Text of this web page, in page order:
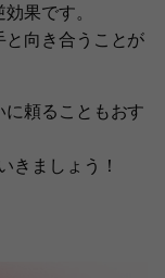
果です。
と向き合うことが
頼ることもおす
きましょう！